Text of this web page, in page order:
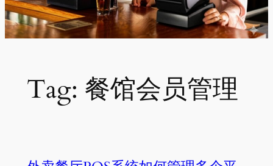
Tag: 餐馆会员管理